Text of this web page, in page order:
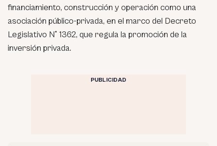
financiamiento, construcción y operación como una
asociación público-privada, en el marco del Decreto
Legislativo N° 1362, que regula la promoción de la
inversión privada.
PUBLICIDAD